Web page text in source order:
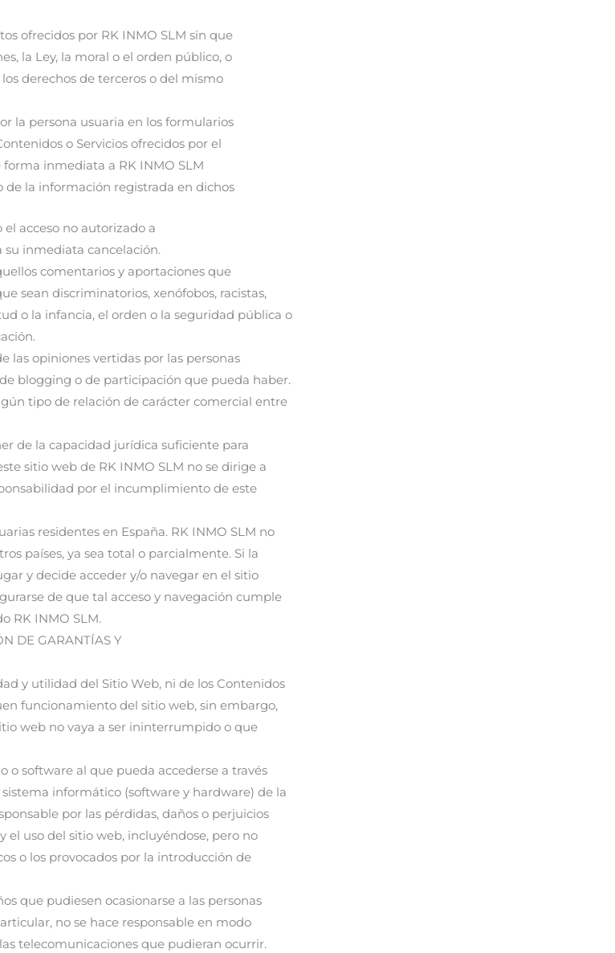
ofrecidos por RK INMO SLM sin que
la Ley, la moral o el orden público, o
derechos de terceros o del mismo
la persona usuaria en los formularios
o Servicios ofrecidos por el
inmediata a RK INMO SLM
la información registrada en dichos
el acceso no autorizado a
su inmediata cancelación.
comentarios y aportaciones que
sean discriminatorios, xenófobos, racistas,
o la infancia, el orden o la seguridad pública o
las opiniones vertidas por las personas
blogging o de participación que pueda haber.
tipo de relación de carácter comercial entre
de la capacidad jurídica suficiente para
sitio web de RK INMO SLM no se dirige a
por el incumplimiento de este
residentes en España. RK INMO SLM no
países, ya sea total o parcialmente. Si la
y decide acceder y/o navegar en el sitio
de que tal acceso y navegación cumple
RK INMO SLM.
DE GARANTÍAS Y
y utilidad del Sitio Web, ni de los Contenidos
funcionamiento del sitio web, sin embargo,
web no vaya a ser ininterrumpido o que
o software al que pueda accederse a través
informático (software y hardware) de la
por las pérdidas, daños o perjuicios
el uso del sitio web, incluyéndose, pero no
o los provocados por la introducción de
que pudiesen ocasionarse a las personas
no se hace responsable en modo
telecomunicaciones que pudieran ocurrir.